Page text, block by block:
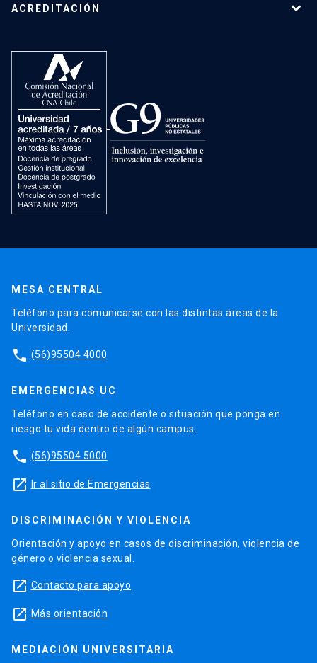
ACREDITACIÓN
MESA CENTRAL
Teléfono para comunicarse con las distintas áreas de la
Universidad.
phone (56)95504 4000
EMERGENCIAS UC
Teléfono en caso de accidente o situación que ponga en
riesgo tu vida dentro de algún campus.
phone (56)95504 5000
launch Ir al sitio de Emergencias
DISCRIMINACIÓN Y VIOLENCIA
Orientación y apoyo en casos de discriminación, violencia de
género o violencia sexual.
launch Contacto para apoyo
launch Más orientación
MEDIACIÓN UNIVERSITARIA